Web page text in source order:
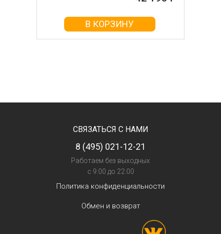
В КОРЗИНУ
СВЯЗАТЬСЯ С НАМИ
8 (495) 021-12-21
Работаем без выходных
с 9:00 до 22:00
Политика конфиденциальности
Обмен и возврат